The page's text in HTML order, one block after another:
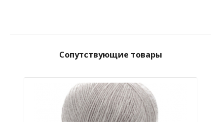
Сопутствующие товары